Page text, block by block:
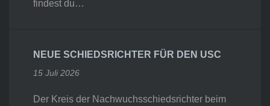
findest du…
NEUE SCHIEDSRICHTER FÜR DEN USC
15 Juli 2026
Der Kreis der Nachwuchsschiedsrichter beim